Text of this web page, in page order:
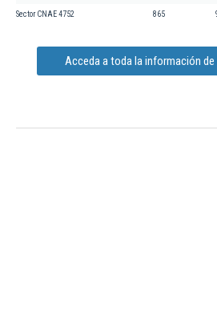
Sector CNAE 4752 865
Acceda a toda la información de